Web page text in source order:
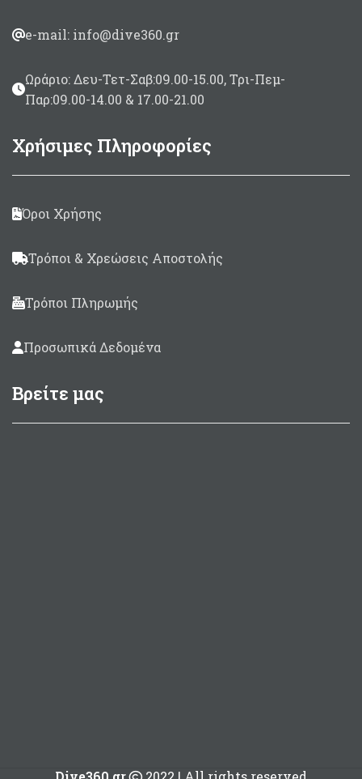
e-mail: info@dive360.gr
Ωράριο: Δευ-Τετ-Σαβ:09.00-15.00, Τρι-Πεμ-
Παρ:09.00-14.00 & 17.00-21.00
Χρήσιμες Πληροφορίες
Όροι Χρήσης
Τρόποι & Χρεώσεις Αποστολής
Τρόποι Πληρωμής
Προσωπικά Δεδομένα
Βρείτε μας